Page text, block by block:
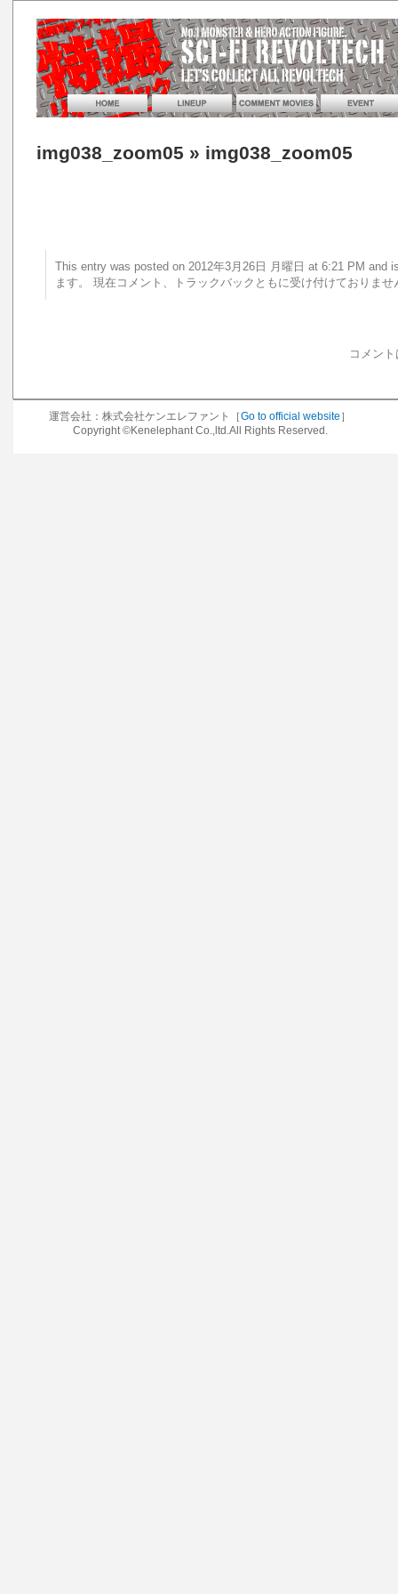
img038_zoom05 » img038_zoom05
This entry was posted on 2012年3月26日 月曜日 at 6:21 PM
ます。 現在コメント、トラックバックともに受け付けておりませ
コメン
運営会社：株式会社ケンエレファント［Go to official website ］
Copyright ©Kenelephant Co.,ltd.All Rights Reserved.